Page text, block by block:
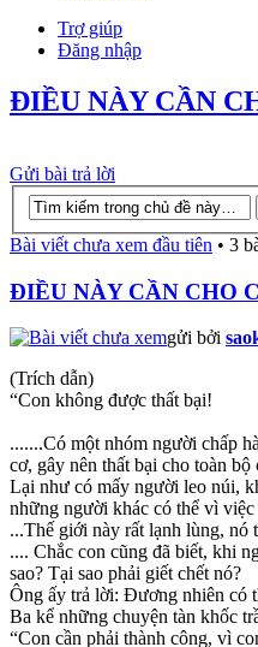
Trợ giúp
Đăng nhập
ĐIỀU NÀY CẦN
Gửi bài trả lời
Bài viết chưa xem đầu tiên • 3
ĐIỀU NÀY CẦN CHO
gửi bởi
(Trích dẫn)
“Con không được thất bại!
.......Có một nhóm người chấp
cơ, gây nên thất bại cho toàn
Lại như có mấy người leo núi,
những người khác có thể vì
...Thế giới này rất lạnh lùng, nó
.... Chắc con cũng đã biết, khi
sao? Tại sao phải giết chết nó?
Ông ấy trả lời: Đương nhiên có
Ba kể những chuyện tàn khốc
“Con cần phải thành công, vì